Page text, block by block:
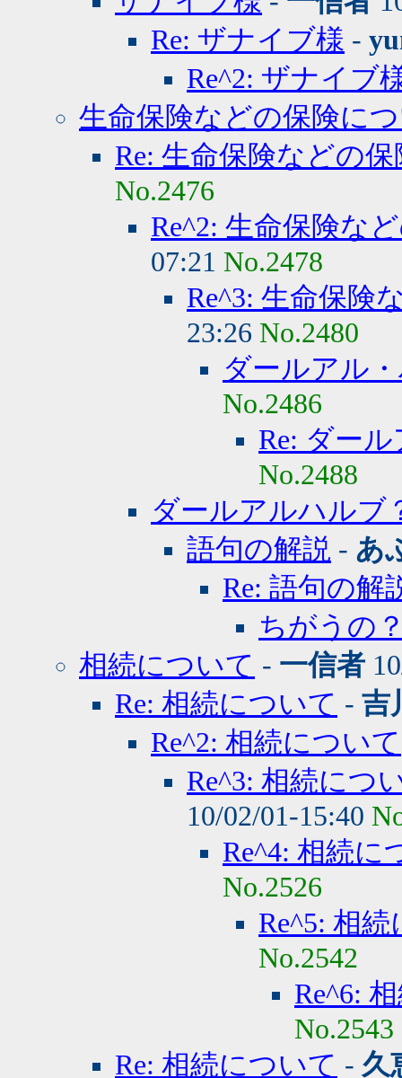
Re: ザナイブ様 -
Re^2: ザナイブ
生命保険などの保険に
Re: 生命保険などの
No.2476
Re^2: 生命保険な
07:21 No.2478
Re^3: 生命保険
23:26 No.2480
ダールアル
No.2486
Re: ダー
No.2488
ダールアルハルブ
語句の解説 - あ
Re: 語句の解
ちがうの
相続について - 一信者
Re: 相続について - 吉
Re^2: 相続について
Re^3: 相続につ
10/02/01-15:40
Re^4: 相続に
No.2526
Re^5: 相
No.2542
Re^6:
No.2543
Re: 相続について - 久